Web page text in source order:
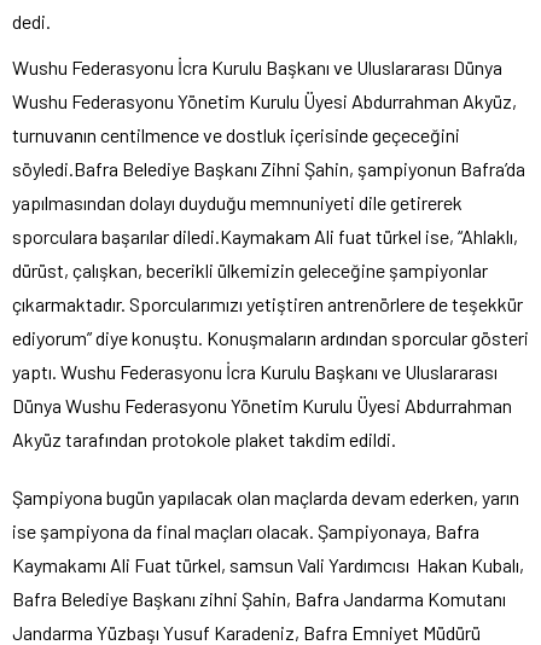
dedi.
Wushu Federasyonu İcra Kurulu Başkanı ve Uluslararası Dünya
Wushu Federasyonu Yönetim Kurulu Üyesi Abdurrahman Akyüz,
turnuvanın centilmence ve dostluk içerisinde geçeceğini
söyledi.Bafra Belediye Başkanı Zihni Şahin, şampiyonun Bafra’da
yapılmasından dolayı duyduğu memnuniyeti dile getirerek
sporculara başarılar diledi.Kaymakam Ali fuat türkel ise, “Ahlaklı,
dürüst, çalışkan, becerikli ülkemizin geleceğine şampiyonlar
çıkarmaktadır. Sporcularımızı yetiştiren antrenörlere de teşekkür
ediyorum” diye konuştu. Konuşmaların ardından sporcular gösteri
yaptı. Wushu Federasyonu İcra Kurulu Başkanı ve Uluslararası
Dünya Wushu Federasyonu Yönetim Kurulu Üyesi Abdurrahman
Akyüz tarafından protokole plaket takdim edildi.
Şampiyona bugün yapılacak olan maçlarda devam ederken, yarın
ise şampiyona da final maçları olacak. Şampiyonaya, Bafra
Kaymakamı Ali Fuat türkel, samsun Vali Yardımcısı Hakan Kubalı,
Bafra Belediye Başkanı zihni Şahin, Bafra Jandarma Komutanı
Jandarma Yüzbaşı Yusuf Karadeniz, Bafra Emniyet Müdürü